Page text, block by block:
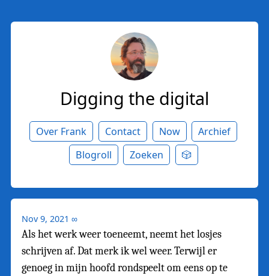
Digging the digital
Over Frank Contact Now
Archief
Blogroll
Zoeken 🎲
Nov 9, 2021 ∞
Als het werk weer toeneemt, neemt het losjes
schrijven af. Dat merk ik wel weer. Terwijl er
genoeg in mijn hoofd rondspeelt om eens op te